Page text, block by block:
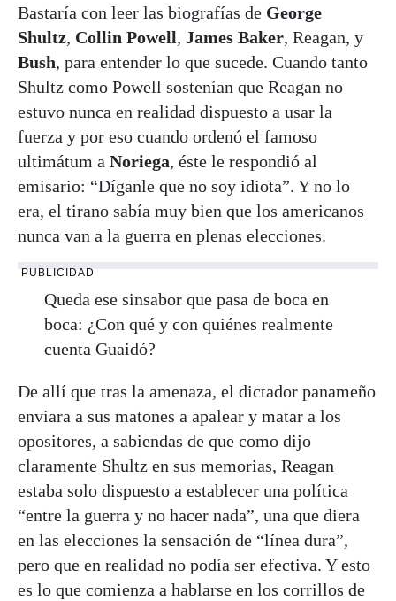
Bastaría con leer las biografías de George
Shultz, Collin Powell, James Baker, Reagan, y
Bush, para entender lo que sucede. Cuando tanto
Shultz como Powell sostenían que Reagan no
estuvo nunca en realidad dispuesto a usar la
fuerza y por eso cuando ordenó el famoso
ultimátum a Noriega, éste le respondió al
emisario: “Díganle que no soy idiota”. Y no lo
era, el tirano sabía muy bien que los americanos
nunca van a la guerra en plenas elecciones.
PUBLICIDAD
Queda ese sinsabor que pasa de boca en
boca: ¿Con qué y con quiénes realmente
cuenta Guaidó?
De allí que tras la amenaza, el dictador panameño
enviara a sus matones a apalear y matar a los
opositores, a sabiendas de que como dijo
claramente Shultz en sus memorias, Reagan
estaba solo dispuesto a establecer una política
“entre la guerra y no hacer nada”, una que diera
en las elecciones la sensación de “línea dura”,
pero que en realidad no podía ser efectiva. Y esto
es lo que comienza a hablarse en los corrillos de